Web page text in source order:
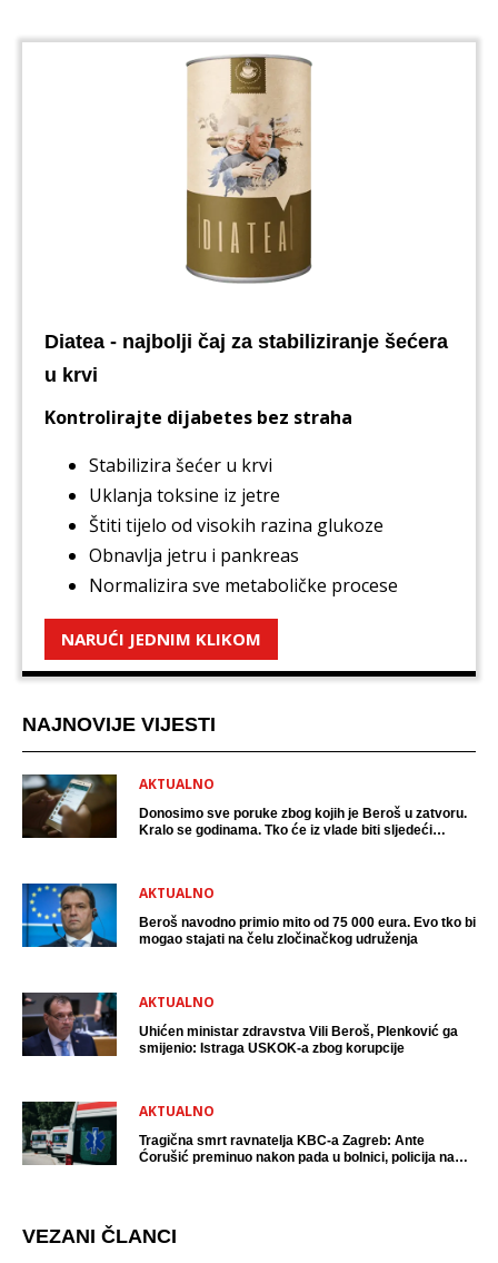
Diatea - najbolji čaj za stabiliziranje šećera
u krvi
Kontrolirajte dijabetes bez straha
Stabilizira šećer u krvi
Uklanja toksine iz jetre
Štiti tijelo od visokih razina glukoze
Obnavlja jetru i pankreas
Normalizira sve metaboličke procese
NARUĆI JEDNIM KLIKOM
NAJNOVIJE VIJESTI
AKTUALNO
Donosimo sve poruke zbog kojih je Beroš u zatvoru.
Kralo se godinama. Tko će iz vlade biti sljedeći
AKTUALNO
Beroš navodno primio mito od 75 000 eura. Evo tko bi
mogao stajati na čelu zločinačkog udruženja
AKTUALNO
Uhićen ministar zdravstva Vili Beroš, Plenković ga
smijenio: Istraga USKOK-a zbog korupcije
AKTUALNO
Tragična smrt ravnatelja KBC-a Zagreb: Ante
Ćorušić preminuo nakon pada u bolnici, policija na
VEZANI ČLANCI